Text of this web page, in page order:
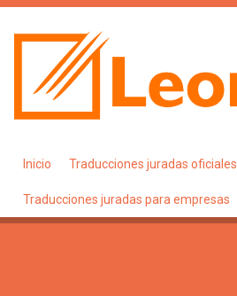
Inicio Traducciones juradas oficiales
Traducciones juradas para empresas